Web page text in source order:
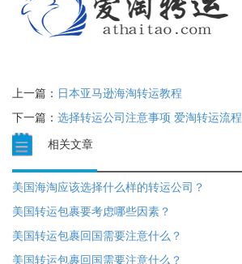
上一篇： 日本亚马逊海淘转运教程
下一篇： 选择转运公司注意事项 爱淘转运流程
相关文章
美国海淘应该选择什么样的转运公司？
美国转运包裹要考虑哪些因素？
美国转运包裹回国需要注意什么？
美国转运包裹回国需要注意什么？